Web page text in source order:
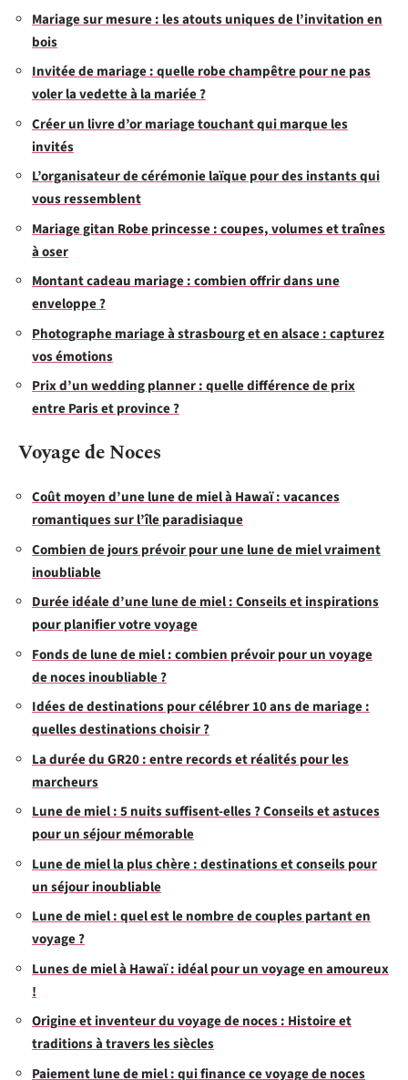
Mariage sur mesure : les atouts uniques de l’invitation en
bois
Invitée de mariage : quelle robe champêtre pour ne pas
voler la vedette à la mariée ?
Créer un livre d’or mariage touchant qui marque les
invités
L’organisateur de cérémonie laïque pour des instants qui
vous ressemblent
Mariage gitan Robe princesse : coupes, volumes et traînes
à oser
Montant cadeau mariage : combien offrir dans une
enveloppe ?
Photographe mariage à strasbourg et en alsace : capturez
vos émotions
Prix d’un wedding planner : quelle différence de prix
entre Paris et province ?
Voyage de Noces
Coût moyen d’une lune de miel à Hawaï : vacances
romantiques sur l’île paradisiaque
Combien de jours prévoir pour une lune de miel vraiment
inoubliable
Durée idéale d’une lune de miel : Conseils et inspirations
pour planifier votre voyage
Fonds de lune de miel : combien prévoir pour un voyage
de noces inoubliable ?
Idées de destinations pour célébrer 10 ans de mariage :
quelles destinations choisir ?
La durée du GR20 : entre records et réalités pour les
marcheurs
Lune de miel : 5 nuits suffisent-elles ? Conseils et astuces
pour un séjour mémorable
Lune de miel la plus chère : destinations et conseils pour
un séjour inoubliable
Lune de miel : quel est le nombre de couples partant en
voyage ?
Lunes de miel à Hawaï : idéal pour un voyage en amoureux
!
Origine et inventeur du voyage de noces : Histoire et
traditions à travers les siècles
Paiement lune de miel : qui finance ce voyage de noces